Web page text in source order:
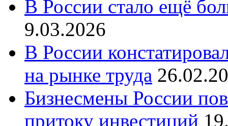
В России стало ещё
9.03.2026
В России
на рынке труда
Бизнесмены России
притоку инвестиций